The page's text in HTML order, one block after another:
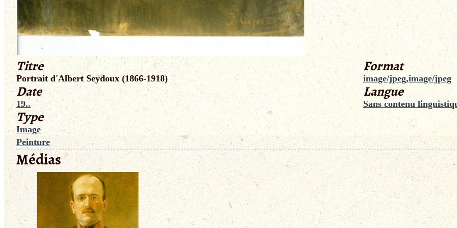
Titre
Portrait d'Albert Seydoux (1866-1918)
Date
19..
Type
Image
Peinture
Format
image/jpeg,image/jpeg
Langue
Sans contenu
Médias